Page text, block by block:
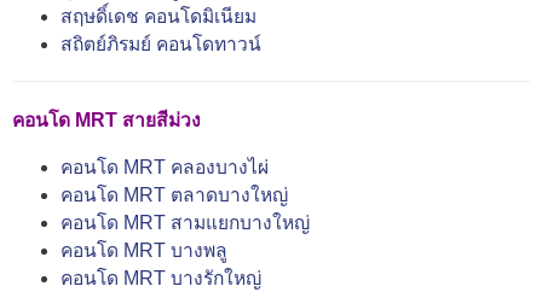
สฤษดิ์เดช คอนโดมิเนียม
สถิตย์ภิรมย์ คอนโดทาวน์
คอนโด MRT สายสีม่วง
คอนโด MRT คลองบางไผ่
คอนโด MRT ตลาดบางใหญ่
คอนโด MRT สามแยกบางใหญ่
คอนโด MRT บางพลู
คอนโด MRT บางรักใหญ่